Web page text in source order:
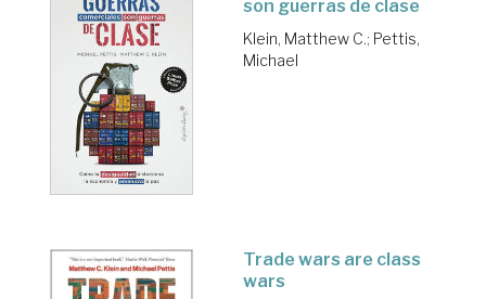
son guerras de clase
Klein, Matthew C.; Pettis,
Michael
Trade wars are class
wars